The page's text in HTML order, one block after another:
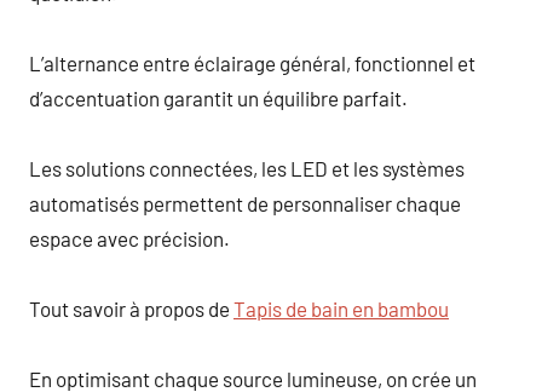
L’alternance entre éclairage général, fonctionnel et
d’accentuation garantit un équilibre parfait.
Les solutions connectées, les LED et les systèmes
automatisés permettent de personnaliser chaque
espace avec précision.
Tout savoir à propos de Tapis de bain en bambou
En optimisant chaque source lumineuse, on crée un